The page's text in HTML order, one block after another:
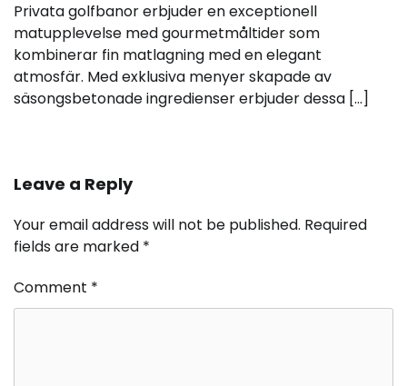
Privata golfbanor erbjuder en exceptionell
matupplevelse med gourmetmåltider som
kombinerar fin matlagning med en elegant
atmosfär. Med exklusiva menyer skapade av
säsongsbetonade ingredienser erbjuder dessa […]
Leave a Reply
Your email address will not be published. Required
fields are marked *
Comment *